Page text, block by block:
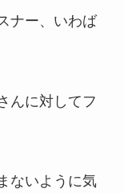
ナー、いわば
んに対してフ
ないように気